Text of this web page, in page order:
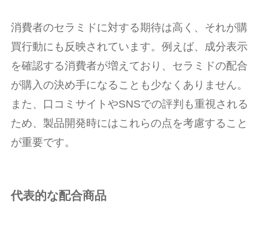
消費者のセラミドに対する期待は高く、それが購
買行動にも反映されています。例えば、成分表示
を確認する消費者が増えており、セラミドの配合
が購入の決め手になることも少なくありません。
また、口コミサイトやSNSでの評判も重視される
ため、製品開発時にはこれらの点を考慮すること
が重要です。
代表的な配合商品